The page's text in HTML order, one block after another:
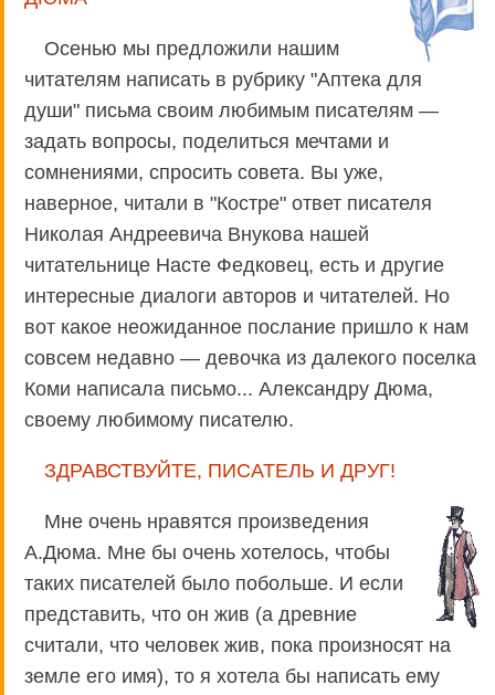
Осенью мы предложили нашим
читателям написать в рубрику "Аптека для
души" письма своим любимым писателям —
задать вопросы, поделиться мечтами и
сомнениями, спросить совета. Вы уже,
наверное, читали в "Костре" ответ писателя
Николая Андреевича Внукова нашей
читательнице Насте Федковец, есть и другие
интересные диалоги авторов и читателей. Но
вот какое неожиданное послание пришло к нам
совсем недавно — девочка из далекого поселка
Коми написала письмо... Александру Дюма,
своему любимому писателю.
ЗДРАВСТВУЙТЕ, ПИСАТЕЛЬ И ДРУГ!
Мне очень нравятся произведения
А.Дюма. Мне бы очень хотелось, чтобы
таких писателей было побольше. И если
представить, что он жив (а древние
считали, что человек жив, пока произносят на
земле его имя), то я хотела бы написать ему